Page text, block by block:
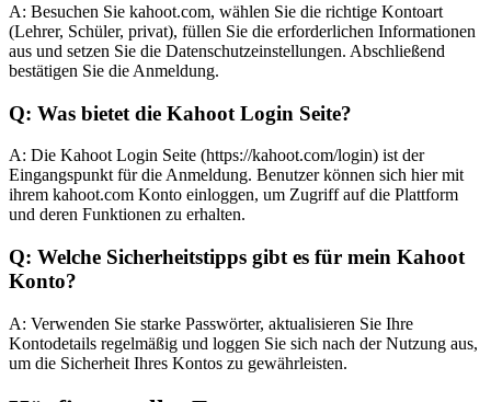
A: Besuchen Sie kahoot.com, wählen Sie die richtige Kontoart
(Lehrer, Schüler, privat), füllen Sie die erforderlichen Informationen
aus und setzen Sie die Datenschutzeinstellungen. Abschließend
bestätigen Sie die Anmeldung.
Q: Was bietet die Kahoot Login Seite?
A: Die Kahoot Login Seite (https://kahoot.com/login) ist der
Eingangspunkt für die Anmeldung. Benutzer können sich hier mit
ihrem kahoot.com Konto einloggen, um Zugriff auf die Plattform
und deren Funktionen zu erhalten.
Q: Welche Sicherheitstipps gibt es für mein Kahoot
Konto?
A: Verwenden Sie starke Passwörter, aktualisieren Sie Ihre
Kontodetails regelmäßig und loggen Sie sich nach der Nutzung aus,
um die Sicherheit Ihres Kontos zu gewährleisten.